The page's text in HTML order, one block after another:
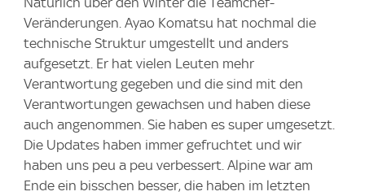
Veränderungen. Ayao Komatsu hat nochmal die
technische Struktur umgestellt und anders
aufgesetzt. Er hat vielen Leuten mehr
Verantwortung gegeben und die sind mit den
Verantwortungen gewachsen und haben diese
auch angenommen. Sie haben es super umgesetzt.
Die Updates haben immer gefruchtet und wir
haben uns peu a peu verbessert. Alpine war am
Ende ein bisschen besser, die haben im letzten